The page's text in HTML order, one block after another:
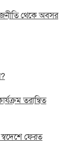
থেকে অবসর
তরান্বিত
স্বদেশে ফেরত